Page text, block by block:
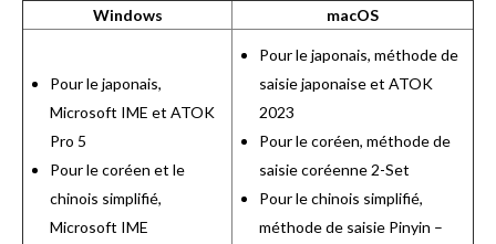
Windows macOS
Pour le japonais,
Microsoft IME et ATOK
Pro 5
Pour le coréen et le
chinois simplifié,
Microsoft IME
Pour le japonais, méthode de
saisie japonaise et ATOK
2023
Pour le coréen, méthode de
saisie coréenne 2-Set
Pour le chinois simplifié,
méthode de saisie Pinyin –